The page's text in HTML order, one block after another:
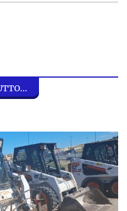
EXPORT
E RUSPE
CASE, JCB, MANITOU,
BOBCAT, IHIMER,
LIEBHERR,
MESSERSI,